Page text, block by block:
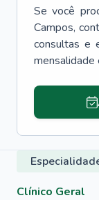
Se você
Campos,
consultas e
mensalidade
Clínico Geral